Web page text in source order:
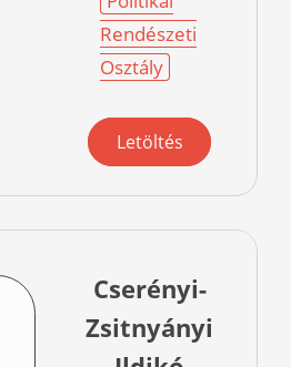
Rendészeti
Osztály
Letöltés
Cserényi-
Zsitnyányi